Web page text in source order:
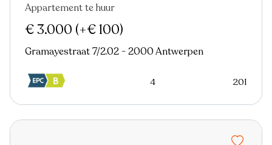
Nieuw Virtual tour
Appartement te huur
€ 3.000 (+€ 100)
Gramayestraat 7/2.02 - 2000 Antwerpen
4 201